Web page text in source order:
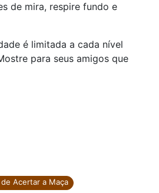
de mira, respire fundo e
é limitada a cada nível
para seus amigos que
Acertar a Maça